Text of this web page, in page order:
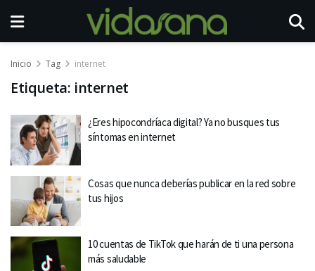
Inicio Tag internet
Etiqueta: internet
¿Eres hipocondríaca digital? Ya no busques tus
síntomas en internet
Cosas que nunca deberías publicar en la red sobre
tus hijos
10 cuentas de TikTok que harán de ti una persona
más saludable